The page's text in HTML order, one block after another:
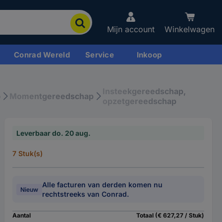
Mijn account Winkelwagen
Conrad Wereld Service Inkoop
Momentgereedschap
Insteekgereedschap,
opzetgereedschap
Leverbaar do. 20 aug.
7 Stuk(s)
Nieuw
Alle facturen van derden komen nu
rechtstreeks van Conrad.
Aantal
Totaal (€ 627,27 / Stuk)